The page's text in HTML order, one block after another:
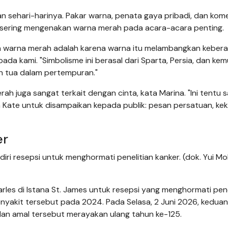
sehari-harinya. Pakar warna, penata gaya pribadi, dan
mengenakan warna merah pada acara-acara penting.
merah adalah karena warna itu melambangkan
kami. "Simbolisme ini berasal dari Sparta, Persia, dan
tua dalam pertempuran."
juga sangat terkait dengan cinta, kata Marina. "Ini tentu
untuk disampaikan kepada publik: pesan persatuan,
resepsi untuk menghormati penelitian kanker. (dok. Yui
di Istana St. James untuk resepsi yang menghormati
tersebut pada 2024. Pada Selasa, 2 Juni 2026,
amal tersebut merayakan ulang tahun ke-125.